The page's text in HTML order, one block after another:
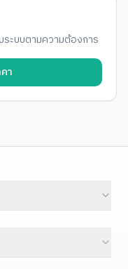
ะบบตามความต้องการ
า